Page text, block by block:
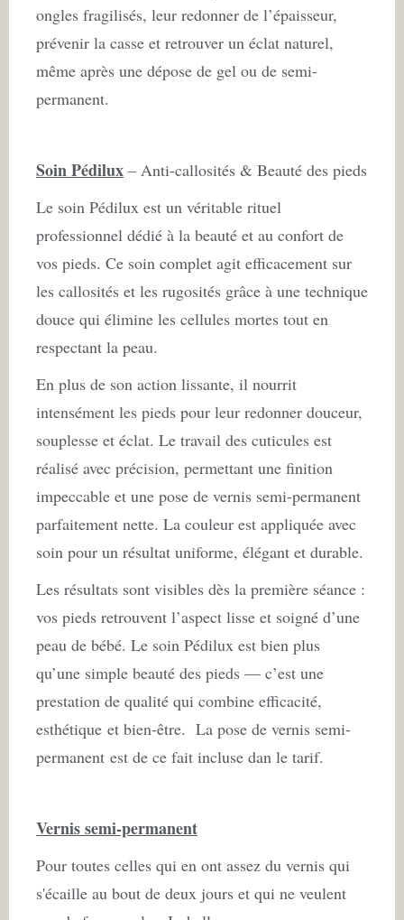
ongles fragilisés, leur redonner de l’épaisseur,
prévenir la casse et retrouver un éclat naturel,
même après une dépose de gel ou de semi-
permanent.
Soin Pédilux – Anti-callosités & Beauté des pieds
Le soin Pédilux est un véritable rituel
professionnel dédié à la beauté et au confort de
vos pieds. Ce soin complet agit efficacement sur
les callosités et les rugosités grâce à une technique
douce qui élimine les cellules mortes tout en
respectant la peau.
En plus de son action lissante, il nourrit
intensément les pieds pour leur redonner douceur,
souplesse et éclat. Le travail des cuticules est
réalisé avec précision, permettant une finition
impeccable et une pose de vernis semi-permanent
parfaitement nette. La couleur est appliquée avec
soin pour un résultat uniforme, élégant et durable.
Les résultats sont visibles dès la première séance :
vos pieds retrouvent l’aspect lisse et soigné d’une
peau de bébé. Le soin Pédilux est bien plus
qu’une simple beauté des pieds — c’est une
prestation de qualité qui combine efficacité,
esthétique et bien-être. La pose de vernis semi-
permanent est de ce fait incluse dan le tarif.
Vernis semi-permanent
Pour toutes celles qui en ont assez du vernis qui
s'écaille au bout de deux jours et qui ne veulent